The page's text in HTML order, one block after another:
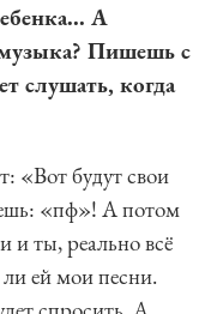
А
Пишешь с
слушать, когда
«Вот будут свои
«пф»! А потом
и ты, реально всё
ей мои песни.